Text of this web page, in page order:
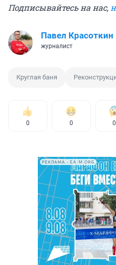
Подписывайтесь на нас,
Павел Красоткин
журналист
Круглая баня
0 0 0
РЕКЛАМА • EA-M.ORG